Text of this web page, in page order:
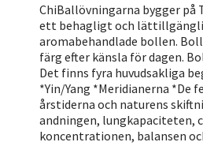
ChiBallövningarna bygger på
ett behagligt och
aromabehandlade bollen.
färg efter känsla för dagen.
Det finns fyra huvudsakliga
*Yin/Yang *Meridianerna
årstiderna och naturens
andningen,
koncentrationen, balansen